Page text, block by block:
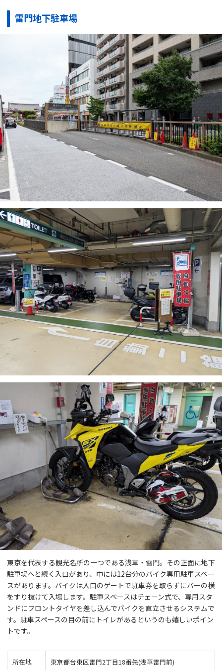
雷門地下駐車場
東京を代表する観光名所の一つである浅草・雷門。その正面に地下
駐車場へと続く入口があり、中には12台分のバイク専用駐車スペー
スがあります。バイクは入口のゲートで駐車券を取らずにバーの横
をすり抜けて入場します。駐車スペースはチェーン式で、専用スタ
ンドにフロントタイヤを差し込んでバイクを直立させるシステムで
す。駐車スペースの目の前にトイレがあるというのも嬉しいポイン
トです。
所在地 東京都台東区雷門2丁目18番先(浅草雷門前)